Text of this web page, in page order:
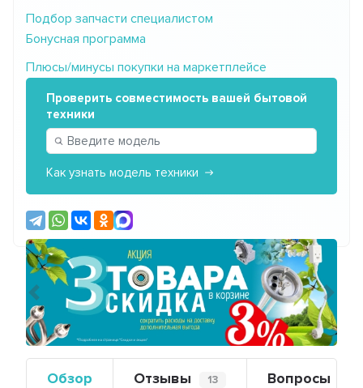
Подбор запчасти специалистом
Бонусная программа
Плюсы/минусы покупки на маркетплейсе
Проверить совместимость вашей бытовой
техники
Как узнать модель техники
Предыдущий
Обзор Отзывы 13 Вопросы